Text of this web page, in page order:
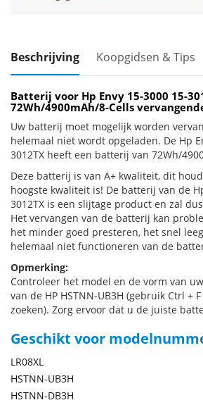
Beschrijving Koopgidsen & Tips
Batterij voor Hp Envy 15-3000 15-
72Wh/4900mAh/8-Cells
Uw batterij moet mogelijk worden
helemaal niet wordt opgeladen. De Hp
3012TX heeft een batterij van 72Wh/
Deze batterij is van A+ kwaliteit, dit
hoogste kwaliteit is! De batterij van de
3012TX is een slijtage product en zal
Het vervangen van de batterij kan
het minder goed presteren, het snel
helemaal niet functioneren van de
Opmerking:
Controleer het model en de vorm van
van de HP HSTNN-UB3H (gebruik Ctrl +
zoeken). Zorg ervoor dat u de juiste
Geschikt voor
LR08XL
HSTNN-UB3H
HSTNN-DB3H